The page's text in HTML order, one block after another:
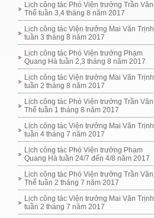
Lịch công tác Phó Viện trưởng Trần Văn
Thể tuần 3,4 tháng 8 năm 2017
Lịch công tác Viện trưởng Mai Văn Trịnh
tuần 3 tháng 8 năm 2017
Lịch công tác Phó Viện trưởng Phạm
Quang Hà tuần 2,3 tháng 8 năm 2017
Lịch công tác Viện trưởng Mai Văn Trịnh
tuần 2 tháng 8 năm 2017
Lịch công tác Phó Viện trưởng Trần Văn
Thể tuần 1 tháng 8 năm 2017
Lịch công tác Viện trưởng Mai Văn Trịnh
tuần 4 tháng 7 năm 2017
Lịch công tác Phó Viện trưởng Phạm
Quang Hà tuần 24/7 đến 4/8 năm 2017
Lịch công tác Phó Viện trưởng Trần Văn
Thể tuần 2 tháng 7 năm 2017
Lịch công tác Viện trưởng Mai Văn Trịnh
tuần 2 tháng 7 năm 2017